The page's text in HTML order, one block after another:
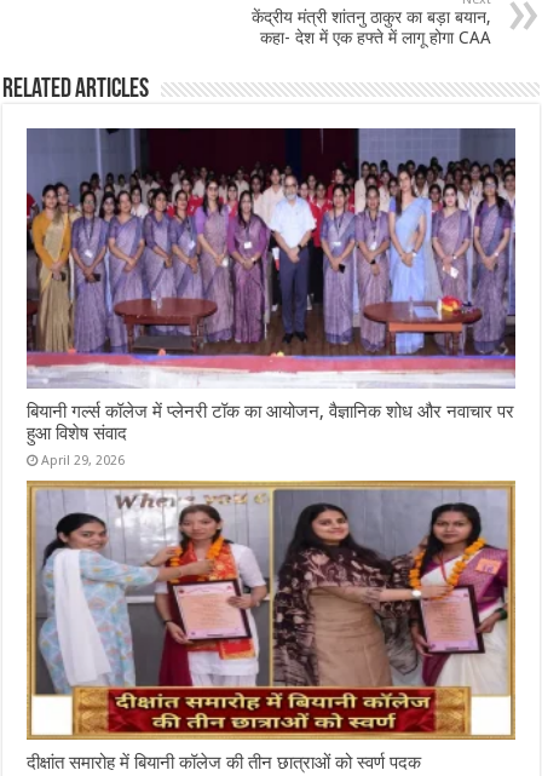
केंद्रीय मंत्री शांतनु ठाकुर का बड़ा बयान,
कहा- देश में एक हफ्ते में लागू होगा CAA
Related Articles
बियानी गर्ल्स कॉलेज में प्लेनरी टॉक का आयोजन, वैज्ञानिक शोध और नवाचार पर
हुआ विशेष संवाद
April 29, 2026
दीक्षांत समारोह में बियानी कॉलेज की तीन छात्राओं को स्वर्ण पदक